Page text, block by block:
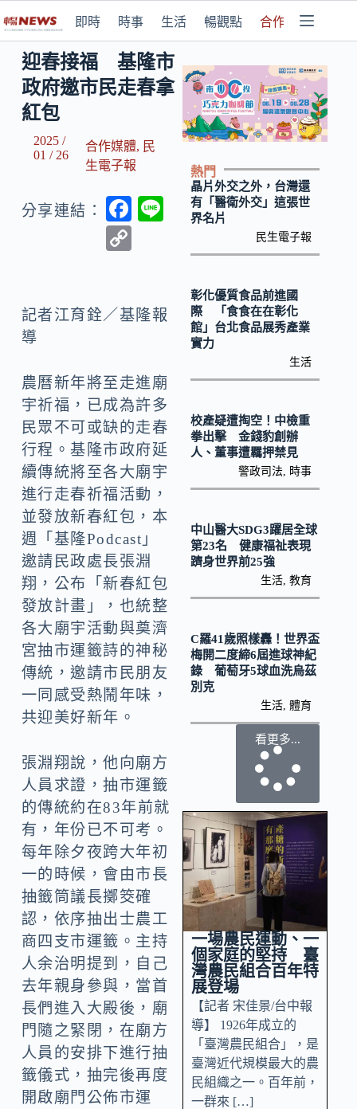
即時 時事 生活 暢觀點 合作媒體
迎春接福 基隆市
政府邀市民走春拿
紅包
2025 /
01 / 26
合作媒體, 民
生電子報
分享連結：
F
o
y
k
記者江育銓／基隆報
導
農曆新年將至走進廟
宇祈福，已成為許多
民眾不可或缺的走春
行程。基隆市政府延
續傳統將至各大廟宇
進行走春祈福活動，
並發放新春紅包，本
週「基隆Podcast」
邀請民政處長張淵
翔，公布「新春紅包
發放計畫」，也統整
各大廟宇活動與奠濟
宮抽市運籤詩的神秘
傳統，邀請市民朋友
一同感受熱鬧年味，
共迎美好新年。
張淵翔說，他向廟方
人員求證，抽市運籤
的傳統約在83年前就
有，年份已不可考。
每年除夕夜跨大年初
一的時候，會由市長
抽籤筒議長擲筊確
認，依序抽出士農工
商四支市運籤。主持
人余治明提到，自己
去年親身參與，當首
長們進入大殿後，廟
門隨之緊閉，在廟方
人員的安排下進行抽
籤儀式，抽完後再度
開啟廟門公佈市運
熱門
晶片外交之外，台灣還
有「醫衛外交」這張世
界名片
民生電子報
彰化優質食品前進國
際 「食食在在彰化
館」台北食品展秀產業
實力
生活
校產疑遭掏空！中檢重
拳出擊 金錢豹創辦
人、董事遭羈押禁見
警政司法 時事
中山醫大SDG3躍居全球
第23名 健康福祉表現
躋身世界前25強
生活 ,教育
C羅41歲照樣轟！世界盃
梅開二度締6屆進球神紀
錄 葡萄牙5球血洗烏茲
別克
生活 ,體育
看更多...
一場農民運動、一
個家庭的堅持 臺
灣農民組合百年特
展登場
【記者 宋佳景/台中報
導】 1926年成立的
「臺灣農民組合」，是
臺灣近代規模最大的農
民組織之一。百年前，
一群來 […]